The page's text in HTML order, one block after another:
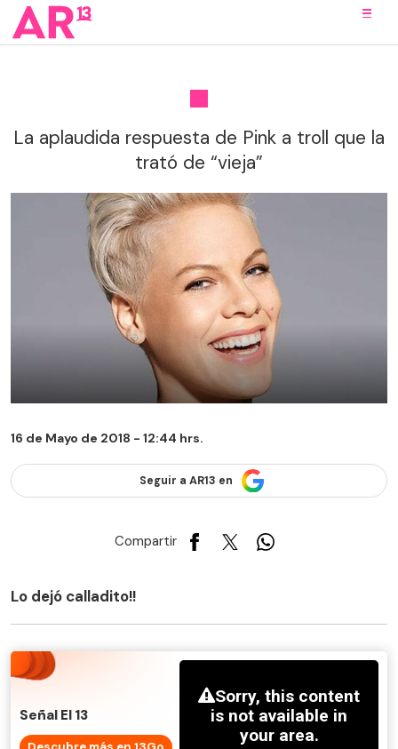
La aplaudida respuesta de Pink a troll que la
trató de “vieja”
16 de Mayo de 2018 - 12:44 hrs.
Seguir a AR13 en
Compartir
Lo dejó calladito!!
Señal El 13